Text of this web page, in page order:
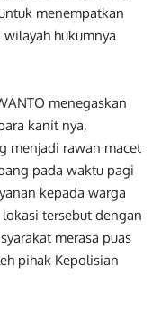
menempatkan
hukumnya
menegaskan
kanit nya,
menjadi rawan macet
pada waktu pagi
kepada warga
tersebut dengan
merasa puas
pihak Kepolisian